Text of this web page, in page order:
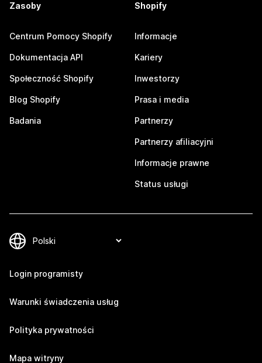
Zasoby
Centrum Pomocy Shopify
Dokumentacja API
Społeczność Shopify
Blog Shopify
Badania
Shopify
Informacje
Kariery
Inwestorzy
Prasa i media
Partnerzy
Partnerzy afiliacyjni
Informacje prawne
Status usługi
Login programisty
Warunki świadczenia usług
Polityka prywatności
Mapa witryny